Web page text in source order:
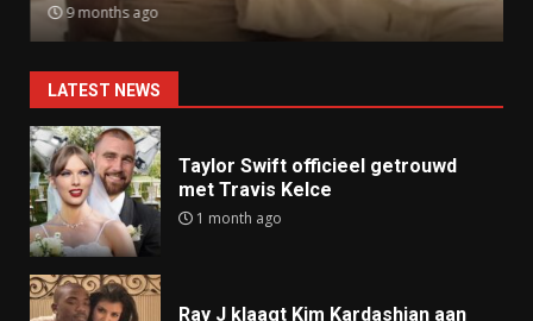
9 months ago
LATEST NEWS
Taylor Swift officieel getrouwd
met Travis Kelce
1 month ago
Ray J klaagt Kim Kardashian aan